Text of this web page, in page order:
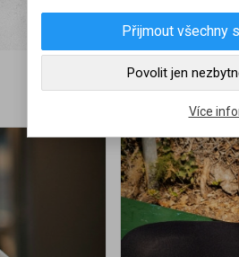
Přijmout všechny
Povolit jen
Více